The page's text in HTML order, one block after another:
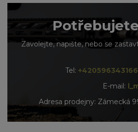
Zavolejte, napište, nebo se
Tel: +420596343166
E-mail:
Adresa prodejny: Zámecká